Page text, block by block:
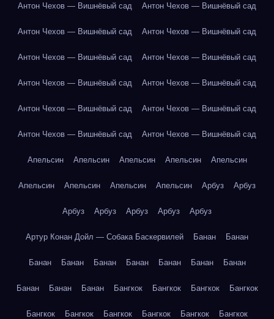
Антон Чехов — Вишнёвый сад Антон Чехов — Вишнёвый сад
Антон Чехов — Вишнёвый сад Антон Чехов — Вишнёвый сад
Антон Чехов — Вишнёвый сад Антон Чехов — Вишнёвый сад
Антон Чехов — Вишнёвый сад Антон Чехов — Вишнёвый сад
Антон Чехов — Вишнёвый сад Антон Чехов — Вишнёвый сад
Антон Чехов — Вишнёвый сад Антон Чехов — Вишнёвый сад
Апельсин Апельсин Апельсин Апельсин Апельсин
Апельсин Апельсин Апельсин Апельсин Арбуз Арбуз
Арбуз Арбуз Арбуз Арбуз Арбуз
Артур Конан Дойл — Собака Баскервилей Банан Банан
Банан Банан Банан Банан Банан Банан Банан
Банан Банан Банан Бангкок Бангкок Бангкок Бангкок
Бангкок Бангкок Бангкок Бангкок Бангкок Бангкок